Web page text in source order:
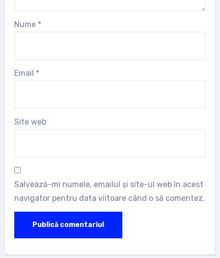
Nume *
Email *
Site web
Salvează-mi numele, emailul și site-ul web în acest
navigator pentru data viitoare când o să comentez.